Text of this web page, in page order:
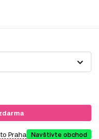
Praha Navštivte obchod